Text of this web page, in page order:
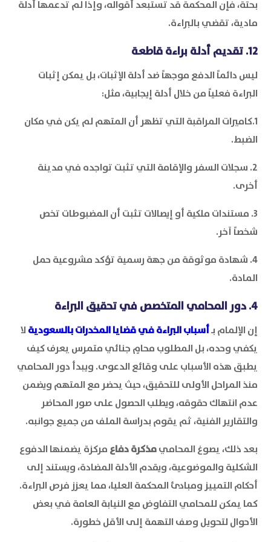
بحتة، فإن المحكمة قد تستبعد أقواله، وإذا لم تدعمها أدلة
مادية، تقضي بالبراءة.
12. تقديم أدلة براءة قاطعة
ليس دائماً الدفع موجهاً ضد أدلة الإثبات، بل يمكن إثبات
البراءة فعلياً من خلال أدلة إيجابية، مثل:
1.كاميرات المراقبة التي تظهر أن المتهم لم يكن في مكان
الضبط.
2. سجلات السفر والإقامة التي تثبت تواجده في مدينة
أخرى.
3. مستندات ملكية أو إيصالات تثبت أن المضبوطات تخص
شخصاً آخر.
4. شهادة موثوقة من جهة رسمية تؤكد مشروعية حمل
المادة.
4. دور المحامي المتخصص في تحقيق البراءة
إن الإلمام بـأسباب البراءة في قضايا المخدرات بالسعودية لا
يكفي وحده، بل المطلوب محامٍ جنائي متمرس يعرف كيف
يطبق هذه الأسباب على وقائع الدعوى. ويبدأ دور المحامي
منذ المراحل الأولى للتحقيق، حيث يحضر مع المتهم ويضمن
عدم انتهاك حقوقه، ويطلب الحصول على صور المحاضر
والتقارير الفنية، ثم يقوم بدراسة الملف من جميع جوانبه.
بعد ذلك، يصوغ المحاميمذكرة دفاع مركزة يضمنها الدفوع
الشكلية والموضوعية، ويقدم الأدلة المضادة، ويستند إلى
أحكام التمييز ومبادئ المحكمة العليا، مما يعزز فرص البراءة.
كما يمكن للمحامي التفاوض مع النيابة العامة في بعض
الأحوال لتحويل وصف التهمة إلى الأقل خطورة.